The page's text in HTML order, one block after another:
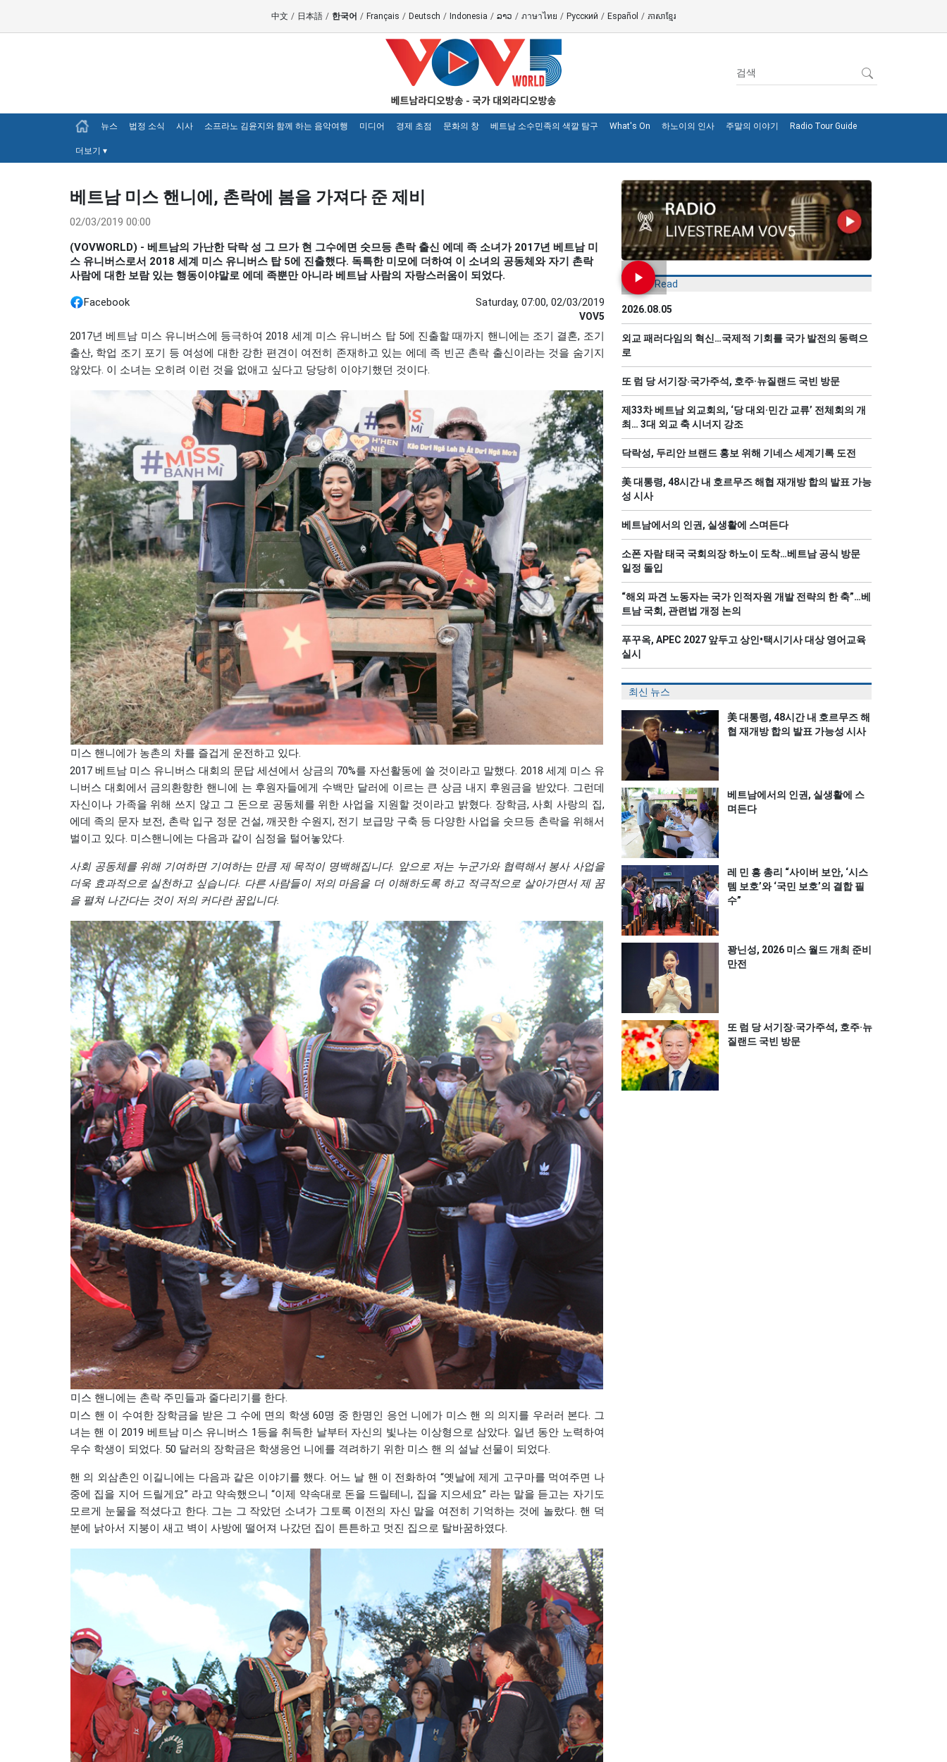
中文 / 日本語 / 한국어 / Français / Deutsch / Indonesia / ລາວ / ภาษาไทย / Русский / Español / ភាសាខ្មែរ
뉴스 법정 소식 시사 소프라노 김윤지와 함께 하는 음악여행 미디어 경제 초점 문화의 창 베트남 소수민족의 색깔 탐구 What's On 하노이의 인사 주말의 이야기 Radio Tour Guide
더보기 ▾
베트남 미스 핸니에, 촌락에 봄을 가져다 준 제비
02/03/2019 00:00
(VOVWORLD) - 베트남의 가난한 닥락 성 그 므가 현 그수에면 숫므등 촌락 출신 에데 족 소녀가 2017년 베트남 미
스 유니버스로서 2018 세계 미스 유니버스 탑 5에 진출했다. 독특한 미모에 더하여 이 소녀의 공동체와 자기 촌락
사람에 대한 보람 있는 행동이야말로 에데 족뿐만 아니라 베트남 사람의 자랑스러움이 되었다.
Facebook Saturday, 07:00, 02/03/2019
VOV5
2017년 베트남 미스 유니버스에 등극하여 2018 세계 미스 유니버스 탑 5에 진출할 때까지 핸니에는 조기 결혼, 조기
출산, 학업 조기 포기 등 여성에 대한 강한 편견이 여전히 존재하고 있는 에데 족 빈곤 촌락 출신이라는 것을 숨기지
않았다. 이 소녀는 오히려 이런 것을 없애고 싶다고 당당히 이야기했던 것이다.
미스 핸니에가 농촌의 차를 즐겁게 운전하고 있다.
2017 베트남 미스 유니버스 대회의 문답 세션에서 상금의 70%를 자선활동에 쓸 것이라고 말했다. 2018 세계 미스 유
니버스 대회에서 금의환향한 핸니에 는 후원자들에게 수백만 달러에 이르는 큰 상금 내지 후원금을 받았다. 그런데
자신이나 가족을 위해 쓰지 않고 그 돈으로 공동체를 위한 사업을 지원할 것이라고 밝혔다. 장학금, 사회 사랑의 집,
에데 족의 문자 보전, 촌락 입구 정문 건설, 깨끗한 수원지, 전기 보급망 구축 등 다양한 사업을 숫므등 촌락을 위해서
벌이고 있다. 미스핸니에는 다음과 같이 심정을 털어놓았다.
사회 공동체를 위해 기여하면 기여하는 만큼 제 목적이 명백해집니다. 앞으로 저는 누군가와 협력해서 봉사 사업을
더욱 효과적으로 실천하고 싶습니다. 다른 사람들이 저의 마음을 더 이해하도록 하고 적극적으로 살아가면서 제 꿈
을 펼쳐 나간다는 것이 저의 커다란 꿈입니다.
미스 핸니에는 촌락 주민들과 줄다리기를 한다.
미스 핸 이 수여한 장학금을 받은 그 수에 면의 학생 60명 중 한명인 응언 니에가 미스 핸 의 의지를 우러러 본다. 그
녀는 핸 이 2019 베트남 미스 유니버스 1등을 취득한 날부터 자신의 빛나는 이상형으로 삼았다. 일년 동안 노력하여
우수 학생이 되었다. 50 달러의 장학금은 학생응언 니에를 격려하기 위한 미스 핸 의 설날 선물이 되었다.
핸 의 외삼촌인 이길니에는 다음과 같은 이야기를 했다. 어느 날 핸 이 전화하여 “옛날에 제게 고구마를 먹여주면 나
중에 집을 지어 드릴게요” 라고 약속했으니 “이제 약속대로 돈을 드릴테니, 집을 지으세요” 라는 말을 듣고는 자기도
모르게 눈물을 적셨다고 한다. 그는 그 작았던 소녀가 그토록 이전의 자신 말을 여전히 기억하는 것에 놀랐다. 핸 덕
분에 낡아서 지붕이 새고 벽이 사방에 떨어져 나갔던 집이 튼튼하고 멋진 집으로 탈바꿈하였다.
Most Read
2026.08.05
외교 패러다임의 혁신…국제적 기회를 국가 발전의 동력으
로
또 럼 당 서기장‧국가주석, 호주·뉴질랜드 국빈 방문
제33차 베트남 외교회의, ‘당 대외·민간 교류’ 전체회의 개
최… 3대 외교 축 시너지 강조
닥락성, 두리안 브랜드 홍보 위해 기네스 세계기록 도전
美 대통령, 48시간 내 호르무즈 해협 재개방 합의 발표 가능
성 시사
베트남에서의 인권, 실생활에 스며든다
소폰 자람 태국 국회의장 하노이 도착…베트남 공식 방문
일정 돌입
“해외 파견 노동자는 국가 인적자원 개발 전략의 한 축”…베
트남 국회, 관련법 개정 논의
푸꾸옥, APEC 2027 앞두고 상인•택시기사 대상 영어교육
실시
최신 뉴스
美 대통령, 48시간 내 호르무즈 해
협 재개방 합의 발표 가능성 시사
베트남에서의 인권, 실생활에 스
며든다
레 민 흥 총리 “사이버 보안, ‘시스
템 보호’와 ‘국민 보호’의 결합 필
수”
꽝닌성, 2026 미스 월드 개최 준비
만전
또 럼 당 서기장‧국가주석, 호주·뉴
질랜드 국빈 방문